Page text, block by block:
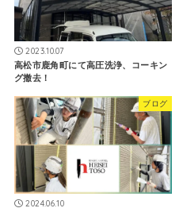
2023.10.07
高松市鹿角町にて高圧洗浄、コーキン
グ撤去！
ブログ
2024.06.10